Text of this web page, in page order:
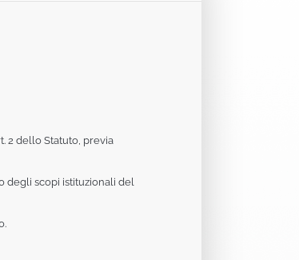
2 dello Statuto, previa
degli scopi istituzionali del